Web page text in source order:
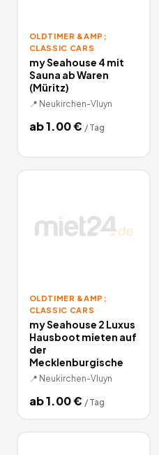
OLDTIMER &AMP;
CLASSIC CARS
my Seahouse 4 mit
Sauna ab Waren
(Müritz)
📍 Neukirchen-Vluyn
ab1.00€ / Tag
OLDTIMER &AMP;
CLASSIC CARS
my Seahouse 2 Luxus
Hausboot mieten auf
der
Mecklenburgische
📍 Neukirchen-Vluyn
ab1.00€ / Tag